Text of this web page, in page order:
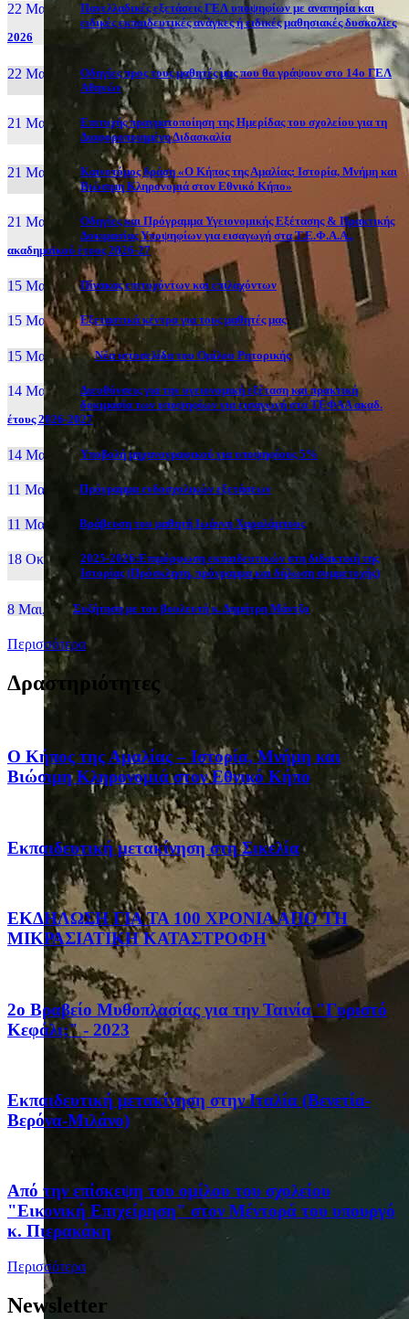
22 Μαι, 26
Πανελλαδικές εξετάσεις ΓΕΛ υποψηφίων με αναπηρία και
ειδικές εκπαιδευτικές ανάγκες ή ειδικές μαθησιακές δυσκολίες
2026
22 Μαι, 26
Οδηγίες προς τους μαθητές μας που θα γράψουν στο 14ο ΓΕΛ
Αθηνών
21 Μαι, 26
Επιτυχής πραγματοποίηση της Ημερίδας του σχολείου για τη
Διαφοροποιημένη Διδασκαλία
21 Μαι, 26
Καινοτόμος δράση «Ο Κήπος της Αμαλίας: Ιστορία, Μνήμη και
Βιώσιμη Κληρονομιά στον Εθνικό Κήπο»
21 Μαι, 26
Οδηγίες και Πρόγραμμα Υγειονομικής Εξέτασης & Πρακτικής
Δοκιμασίας Υποψηφίων για εισαγωγή στα Τ.Ε.Φ.Α.Α.,
ακαδημαϊκού έτους 2026-27
15 Μαι, 26 Πίνακας επιτυχόντων και επιλαχόντων
15 Μαι, 26 Εξεταστικά κέντρα για τους μαθητές μας
15 Μαι, 2026 Νέα ιστοσελίδα του Ομίλου Ρητορικής
14 Μαι, 26
Διευθύνσεις για την υγειονομική εξέταση και πρακτική
δοκιμασία των υποψηφίων για εισαγωγή στα ΤΕΦΑΑ ακαδ.
έτους 2026-2027
14 Μαι, 26 Yποβολή μηχανογραφικού για υποψηφίους 5%
11 Μαι, 26 Πρόγραμμα ενδοσχολικών εξετάσεων
11 Μαι, 26 Βράβευση του μαθητή Ιωάννη Χαραλάμπους
18 Οκτ, 25
2025-2026:Επιμόρφωση εκπαιδευτικών στη διδακτική της
Ιστορίας (Πρόσκληση, πρόγραμμα και δήλωση συμμετοχής)
8 Μαι, 26 Συζήτηση με τον βουλευτή κ. Δημήτρη Μάντζο
Περισσότερα
Δραστηριότητες
Ο Κήπος της Αμαλίας – Ιστορία, Μνήμη και
Βιώσιμη Κληρονομιά στον Εθνικό Κήπο
Eκπαιδευτική μετακίνηση στη Σικελία
ΕΚΔΗΛΩΣΗ ΓΙΑ ΤΑ 100 ΧΡΟΝΙΑ ΑΠΟ ΤΗ
ΜΙΚΡΑΣΙΑΤΙΚΗ ΚΑΤΑΣΤΡΟΦΗ
2ο Βραβείο Μυθοπλασίας για την Ταινία "Γυριστό
Κεφάλι;" - 2023
Eκπαιδευτική μετακίνηση στην Ιταλία (Βενετία-
Βερόνα-Μιλάνο)
Από την επίσκεψη του ομίλου του σχολείου
"Εικονική Επιχείρηση" στον Μέντορά του υπουργό
κ. Πιερακάκη
Περισσότερα
Newsletter